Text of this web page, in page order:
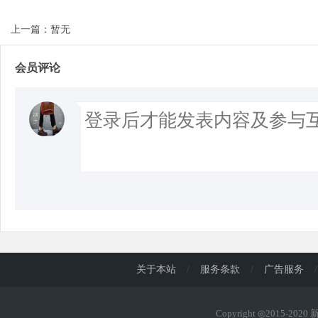
上一篇：暂无
会员评论
关于本站 / 服务条款 / 广告服务 /
Copyright ◎2015-2020